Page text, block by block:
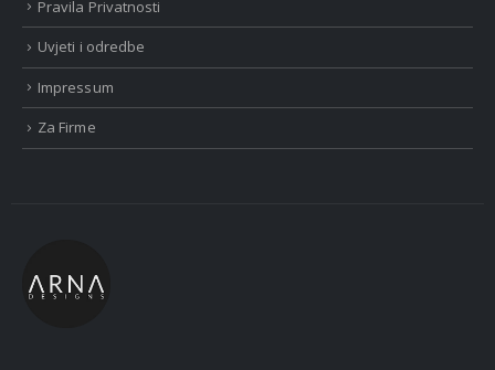
Pravila Privatnosti
Uvjeti i odredbe
Impressum
Za Firme